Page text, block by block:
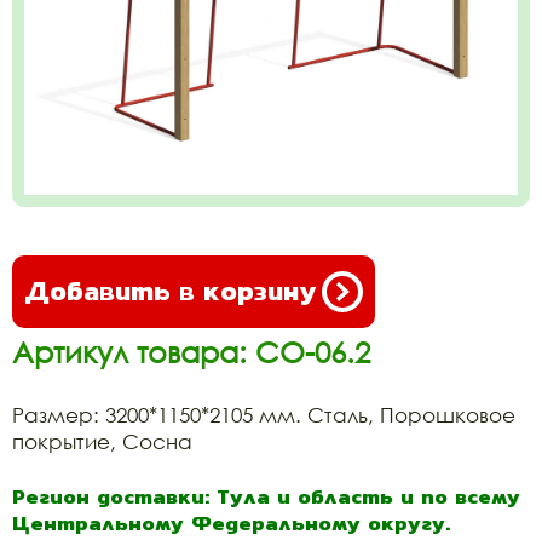
Добавить в корзину
Артикул товара: СО-06.2
Размер: 3200*1150*2105 мм. Сталь, Порошковое
покрытие, Сосна
Регион доставки: Тула и область и по всему
Центральному Федеральному округу.